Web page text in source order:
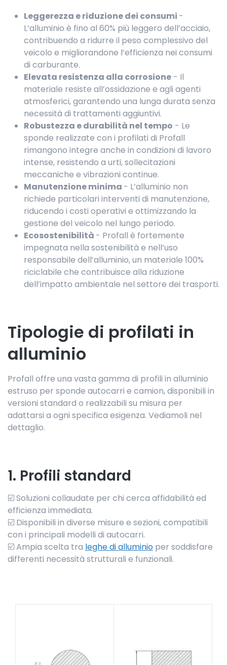
Leggerezza e riduzione dei consumi -
L’alluminio è fino al 60% più leggero dell’acciaio,
contribuendo a ridurre il peso complessivo del
veicolo e migliorandone l’efficienza nei consumi
di carburante.
Elevata resistenza alla corrosione - Il
materiale resiste all’ossidazione e agli agenti
atmosferici, garantendo una lunga durata senza
necessità di trattamenti aggiuntivi.
Robustezza e durabilità nel tempo - Le
sponde realizzate con i profilati di Profall
rimangono integre anche in condizioni di lavoro
intense, resistendo a urti, sollecitazioni
meccaniche e vibrazioni continue.
Manutenzione minima - L’alluminio non
richiede particolari interventi di manutenzione,
riducendo i costi operativi e ottimizzando la
gestione del veicolo nel lungo periodo.
Ecosostenibilità - Profall è fortemente
impegnata nella sostenibilità e nell’uso
responsabile dell’alluminio, un materiale 100%
riciclabile che contribuisce alla riduzione
dell’impatto ambientale nel settore dei trasporti.
Tipologie di profilati in
alluminio
Profall offre una vasta gamma di profili in alluminio
estruso per sponde autocarri e camion, disponibili in
versioni standard o realizzabili su misura per
adattarsi a ogni specifica esigenza. Vediamoli nel
dettaglio.
1. Profili standard
☑️ Soluzioni collaudate per chi cerca affidabilità ed
efficienza immediata.
☑️ Disponibili in diverse misure e sezioni, compatibili
con i principali modelli di autocarri.
☑️ Ampia scelta tra leghe di alluminio per soddisfare
differenti necessità strutturali e funzionali.